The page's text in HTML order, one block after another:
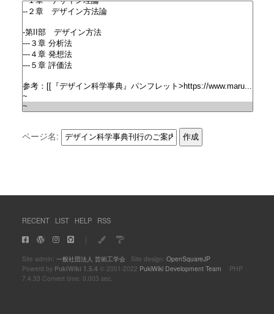
ページ名:
RECENT LIST HELP RSS
｜
Site admin: 一般社団法人 芸術工学会Site design: OpenSquareJP
Powerd by PukiWiki 1.5.4 © 2001-2022 PukiWiki Development Team PHP
7.4.33 Convert time: 0.003 sec.